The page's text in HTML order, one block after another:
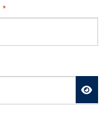
*必